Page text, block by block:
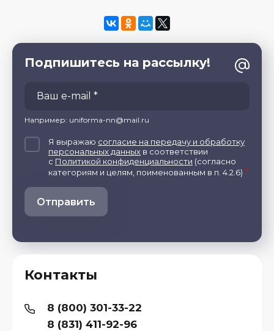
Контакты
8 (800) 301-33-22
8 (831) 411-92-96
Подпишитесь на рассылку!
Например: uniforma-nn@mail.ru
Я выражаю согласие на передачу и обработку
персональных данных в соответствии
с Политикой конфиденциальности (согласно
категориям и целям, поименованным в п. 4.2.6) *
Отправить